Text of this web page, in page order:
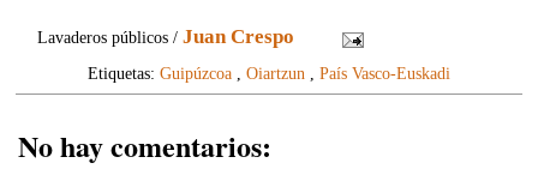
Lavaderos públicos /Juan Crespo
Etiquetas: Guipúzcoa , Oiartzun , País Vasco-Euskadi
No hay comentarios: